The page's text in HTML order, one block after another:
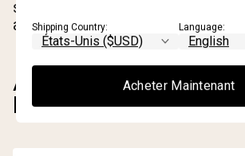
synergiques sur la performance
annulation.
AVANTAGES DE
LA CRÉATINE AVEC
Shipping Country: Language:
Acheter Maintenant